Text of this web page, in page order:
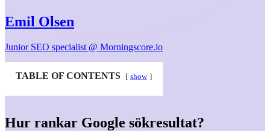
Emil Olsen
Junior SEO specialist @ Morningscore.io
TABLE OF CONTENTS show
Hur rankar Google sökresultat?